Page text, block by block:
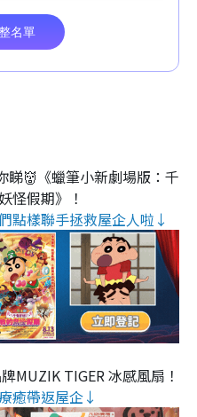
睇👹《蠟筆小新劇場版：千
怪假期》！
點樣聯手拯救屋企人啦↓
MUZIK TIGER 冰感風扇！
癒帶返屋企↓